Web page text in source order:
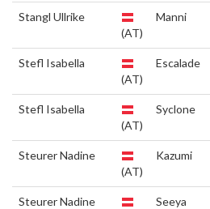
Stangl Ullrike
(AT)
Manni
Stefl Isabella
(AT)
Escalade
Stefl Isabella
(AT)
Syclone
Steurer Nadine
(AT)
Kazumi
Steurer Nadine
Seeya